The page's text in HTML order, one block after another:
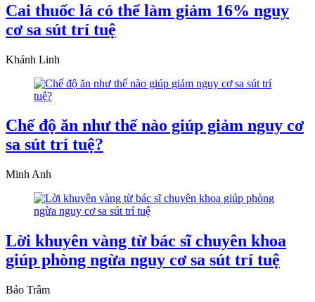
Cai thuốc lá có thể làm giảm 16% nguy
cơ sa sút trí tuệ
Khánh Linh
Chế độ ăn như thế nào giúp giảm nguy cơ
sa sút trí tuệ?
Minh Anh
Lời khuyên vàng từ bác sĩ chuyên khoa
giúp phòng ngừa nguy cơ sa sút trí tuệ
Bảo Trâm